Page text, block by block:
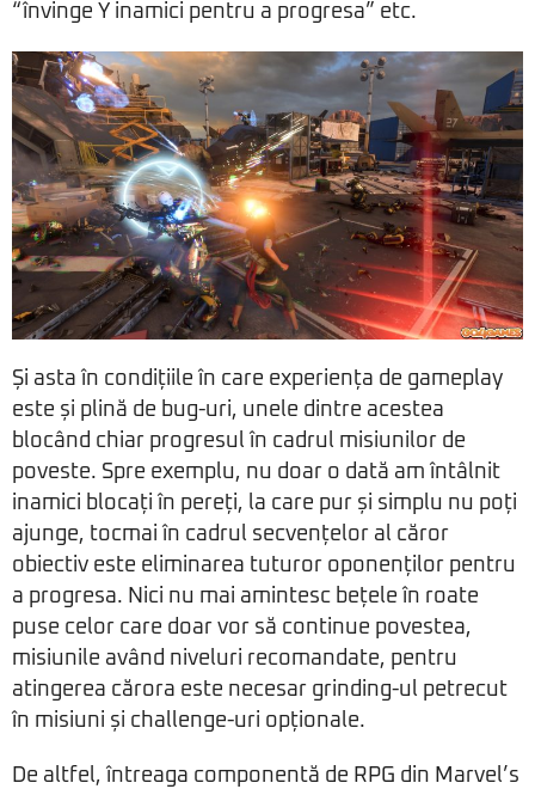
“învinge Y inamici pentru a progresa” etc.
Și asta în condițiile în care experiența de gameplay
este și plină de bug-uri, unele dintre acestea
blocând chiar progresul în cadrul misiunilor de
poveste. Spre exemplu, nu doar o dată am întâlnit
inamici blocați în pereți, la care pur și simplu nu poți
ajunge, tocmai în cadrul secvențelor al căror
obiectiv este eliminarea tuturor oponenților pentru
a progresa. Nici nu mai amintesc bețele în roate
puse celor care doar vor să continue povestea,
misiunile având niveluri recomandate, pentru
atingerea cărora este necesar grinding-ul petrecut
în misiuni și challenge-uri opționale.
De altfel, întreaga componentă de RPG din Marvel’s